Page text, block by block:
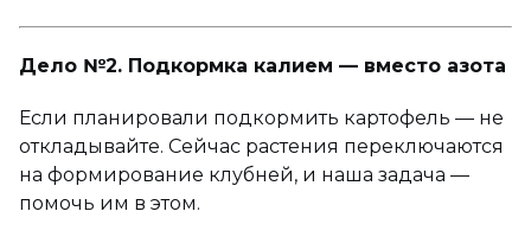
Дело №2. Подкормка калием — вместо азота
Если планировали подкормить картофель — не
откладывайте. Сейчас растения переключаются
на формирование клубней, и наша задача —
помочь им в этом.